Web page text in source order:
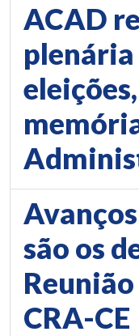
ACAD
são os
CRA-CE